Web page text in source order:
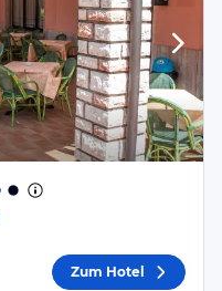
Zum Hotel